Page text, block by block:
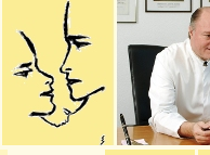
Seitenanfang
Startmenü
[
Hauptmenü
]
[
Untermenü
]
Schriftmenü
]
[
Inhalt
]